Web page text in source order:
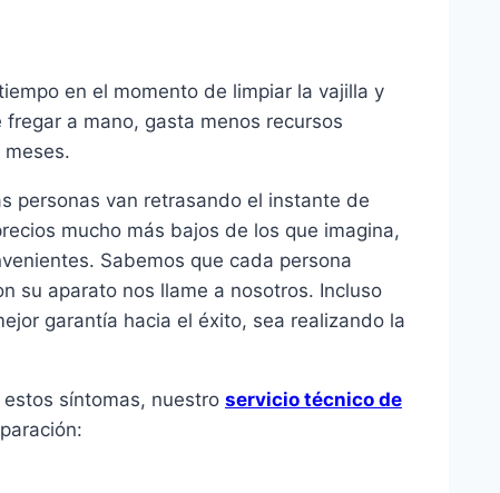
en el momento de limpiar la vajilla y
a mano, gasta menos recursos
personas van retrasando el instante de
mucho más bajos de los que imagina,
Sabemos que cada persona
su aparato nos llame a nosotros. Incluso
garantía hacia el éxito, sea realizando la
síntomas, nuestro servicio técnico de